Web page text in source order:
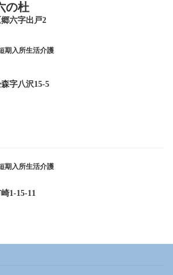
の杜
六字出戸2
期入所生活介護
字八沢15-5
期入所生活介護
1-15-11